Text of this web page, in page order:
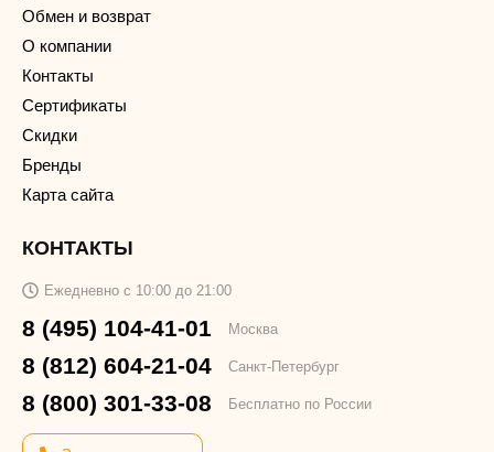
Обмен и возврат
О компании
Контакты
Сертификаты
Скидки
Бренды
Карта сайта
КОНТАКТЫ
Ежедневно с 10:00 до 21:00
8 (495) 104-41-01 Москва
8 (812) 604-21-04 Санкт-Петербург
8 (800) 301-33-08 Бесплатно по России